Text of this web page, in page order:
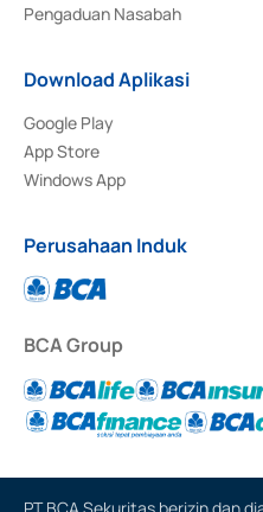
Pengaduan Nasabah
Download Aplikasi
Google Play
App Store
Windows App
Perusahaan Induk
BCA Group